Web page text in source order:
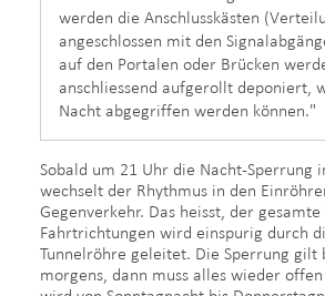
werden die Anschlusskästen
angeschlossen mit den
auf den Portalen oder Brücken
anschliessend aufgerollt deponiert,
Nacht abgegriffen werden können."
Sobald um 21 Uhr die Nacht-Sperrung
wechselt der Rhythmus in den
Gegenverkehr. Das heisst, der
Fahrtrichtungen wird einspurig durch
Tunnelröhre geleitet. Die Sperrung gilt
morgens, dann muss alles wieder